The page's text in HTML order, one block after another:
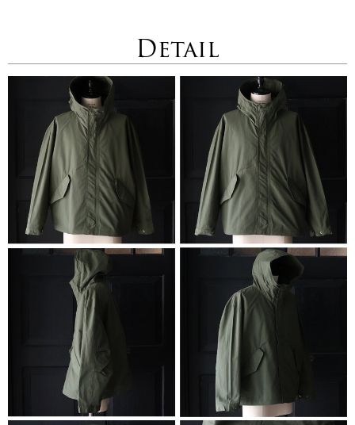
Detail